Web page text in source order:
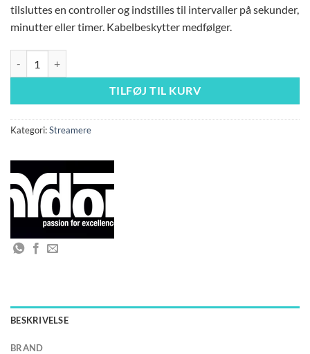
tilsluttes en controller og indstilles til intervaller på sekunder,
minutter eller timer. Kabelbeskytter medfølger.
TILFØJ TIL KURV
Kategori:Streamere
BESKRIVELSE
BRAND